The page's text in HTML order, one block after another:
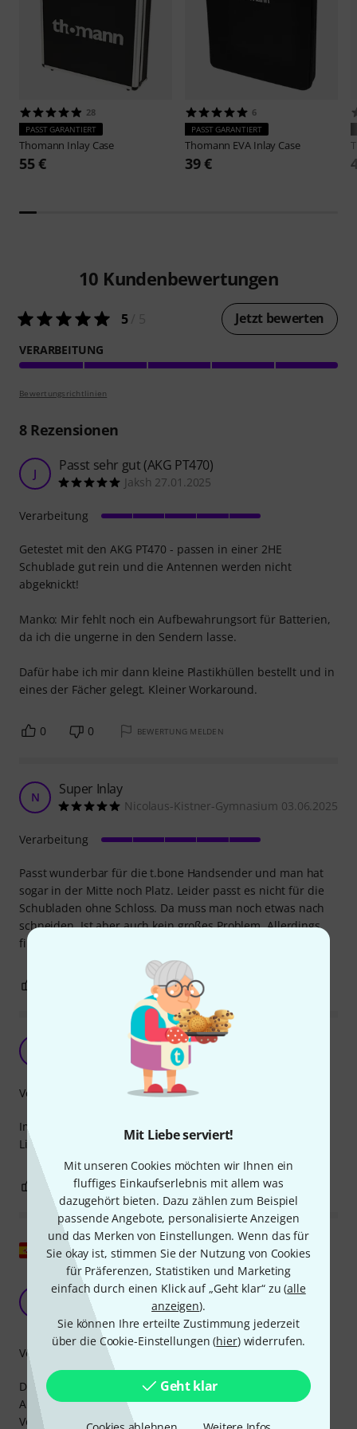
Mit Liebe serviert!
Mit unseren Cookies möchten wir Ihnen ein
fluffiges Einkaufserlebnis mit allem was
dazugehört bieten. Dazu zählen zum Beispiel
passende Angebote, personalisierte Anzeigen
und das Merken von Einstellungen. Wenn das für
Sie okay ist, stimmen Sie der Nutzung von Cookies
für Präferenzen, Statistiken und Marketing
einfach durch einen Klick auf „Geht klar“ zu (alle
anzeigen).
Sie können Ihre erteilte Zustimmung jederzeit
über die Cookie-Einstellungen (hier) widerrufen.
Geht klar
28
PASST GARANTIERT
Thomann Inlay Case
55 €
6
PASST GARANTIERT
Thomann EVA Inlay Case
39 €
10 Kundenbewertungen
5/ 5 Jetzt bewerten
VERARBEITUNG
Bewertungsrichtlinien
8Rezensionen
J Passt sehr gut (AKG PT470)
Jaksh 27.01.2025
Getestet mit den AKG PT470 - passen in einer 2HE
Schublade gut rein und die Antennen werden nicht
abgeknickt!
Manko: Mir fehlt noch ein Aufbewahrungsort für Batterien,
da ich die ungerne in den Sendern lasse.
Dafür habe ich mir dann kleine Plastikhüllen bestellt und in
eines der Fächer gelegt. Kleiner Workaround.
Verarbeitung
0 0 BEWERTUNG MELDEN
N Super Inlay
Nicolaus-Kistner-Gymnasium 03.06.2025
Passt wunderbar für die t.bone Handsender und man hat
sogar in der Mitte noch Platz. Leider passt es nicht für die
Schubladen ohne Schloss. Da muss man noch etwas nach
schneiden. Ist aber auch kein großes Problem. Allerdings
finde ich 59€ für ein wenig Schaumstoff schon teuer.
Verarbeitung
BEWERTUNG MELDEN
Didi98 04.03.2025
Immer wieder gerne bei thoman bestellen.Schnelle
Lieferung gute Qualität
Verarbeitung
0 BEWERTUNG MELDEN
Original zeigen
AUSGEZEICHNETE QUALITÄT, ABER ACHTEN SIE
AUF DIE PASSFORM
STRATOSAM1976 04.09.2024
Dieser geformte Schaumstoff ist perfekt für den Gebrauch,
ABER ich habe ihn gekauft, um ihn in einer ADAM HALL-
Vollausziehschublade zu verwenden, und in diesem Fall
Verarbeitung